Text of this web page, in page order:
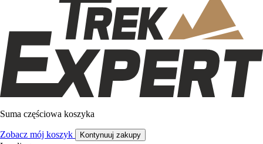
Suma częściowa koszyka
Zobacz mój koszyk Kontynuuj zakupy